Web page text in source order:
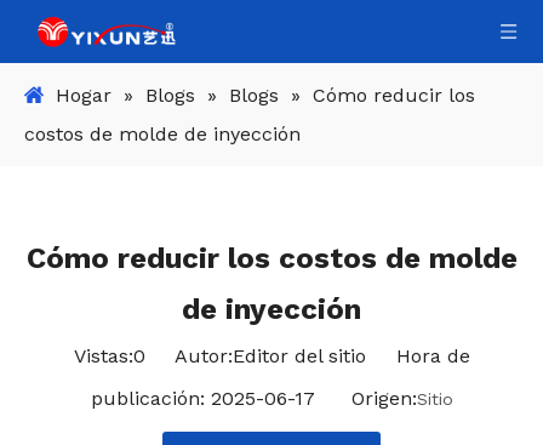
Hogar » Blogs » Blogs » Cómo reducir los
costos de molde de inyección
Cómo reducir los costos de molde
de inyección
Vistas:0 Autor:Editor del sitio Hora de
publicación: 2025-06-17 Origen:Sitio